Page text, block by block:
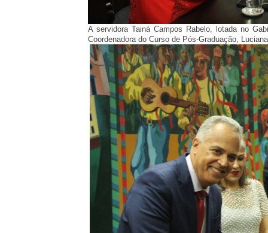
A servidora Tainá Campos Rabelo, lotada no
Coordenadora do Curso de Pós-Graduação,